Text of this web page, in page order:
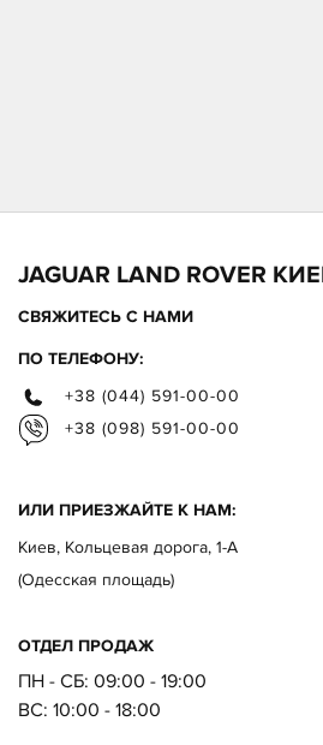
JAGUAR LAND ROVER
СВЯЖИТЕСЬ С НАМИ
ПО ТЕЛЕФОНУ:
+38 (044) 591-00-00
+38 (098) 591-00-00
ИЛИ ПРИЕЗЖАЙТЕ К НАМ:
Киев, Кольцевая дорога, 1-А
(Одесская площадь)
ОТДЕЛ ПРОДАЖ
ПН - СБ: 09:00 - 19:00
ВC: 10:00 - 18:00